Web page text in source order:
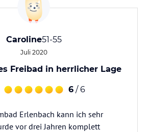
Caroline51-55
Juli 2020
Freibad in herrlicher Lage
6 / 6
Erlenbach kann ich sehr
vor drei Jahren komplett